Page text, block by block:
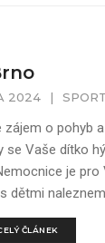
2024 |
zájem o pohyb
se Vaše dítko
je pro
dětmi
ČLÁNEK